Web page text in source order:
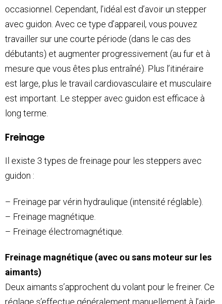
occasionnel. Cependant, l’idéal est d’avoir un stepper
avec guidon. Avec ce type d’appareil, vous pouvez
travailler sur une courte période (dans le cas des
débutants) et augmenter progressivement (au fur et à
mesure que vous êtes plus entraîné). Plus l’itinéraire
est large, plus le travail cardiovasculaire et musculaire
est important. Le stepper avec guidon est efficace à
long terme.
Freinage
Il existe 3 types de freinage pour les steppers avec
guidon :
– Freinage par vérin hydraulique (intensité réglable).
– Freinage magnétique.
– Freinage électromagnétique.
Freinage magnétique (avec ou sans moteur sur les
aimants)
Deux aimants s’approchent du volant pour le freiner. Ce
réglage s’effectue généralement manuellement à l’aide